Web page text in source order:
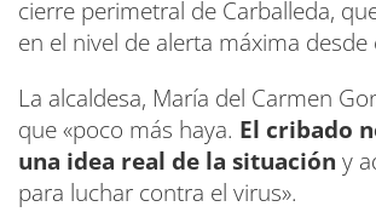
cierre perimetral de Carballeda,
en el nivel de alerta máxima
La alcaldesa, María del Carmen
que «poco más haya. El cribado
una idea real de la situación y
para luchar contra el virus».